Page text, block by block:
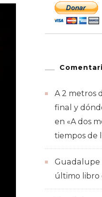
A 2 metros
final y
en «A dos
tiempos de
Guadalupe
último libro